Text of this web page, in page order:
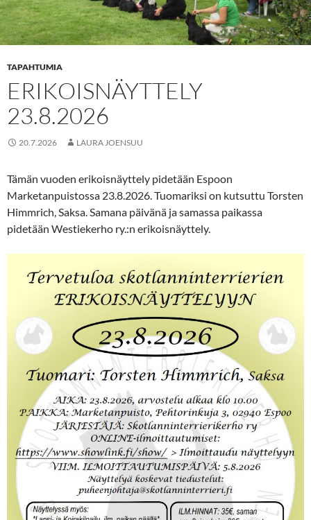
TAPAHTUMIA
ERIKOISNÄYTTELY
23.8.2026
20.7.2026 LAURA JOENSUU
Tämän vuoden erikoisnäyttely pidetään Espoon
Marketanpuistossa 23.8.2026. Tuomariksi on kutsuttu Torsten
Himmrich, Saksa. Samana päivänä ja samassa paikassa
pidetään Westiekerho ry.:n erikoisnäyttely.